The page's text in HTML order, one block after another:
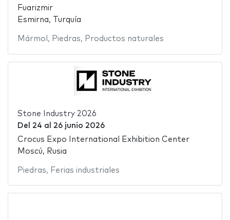
Fuarizmir
Esmirna, Turquía
Mármol , Piedras, Productos naturales
Stone Industry 2026
Del 24 al 26 junio 2026
Crocus Expo International Exhibition Center
Moscú, Rusia
Piedras, Ferias industriales